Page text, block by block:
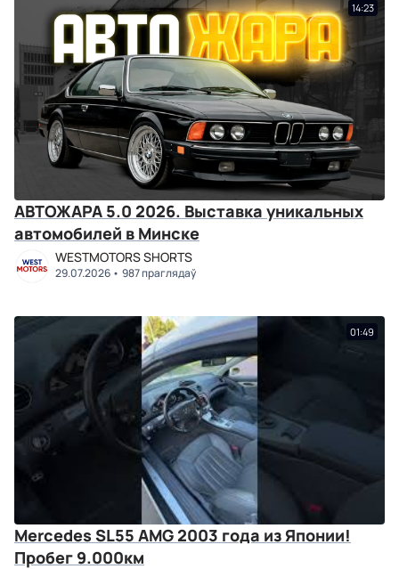
14:23
АВТОЖАРА 5.0 2026. Выставка уникальных
автомобилей в Минске
WESTMOTORS SHORTS
29.07.2026 987 праглядаў
01:49
Mercedes SL55 AMG 2003 года из Японии!
Пробег 9.000км